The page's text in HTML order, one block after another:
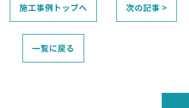
施工事例トップへ 次の記事 >
一覧に戻る